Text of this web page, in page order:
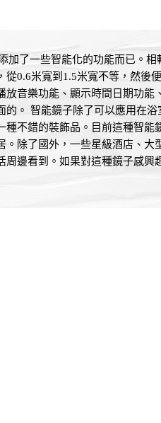
加了一些智能化的功能而已。相
0.6米寬到1.5米寬不等，然後
音樂功能、顯示時間日期功能
。 智能鏡子除了可以應用在浴
不錯的裝飾品。目前這種智能
。除了國外，一些星級酒店、大
邊看到。如果對這種鏡子感興